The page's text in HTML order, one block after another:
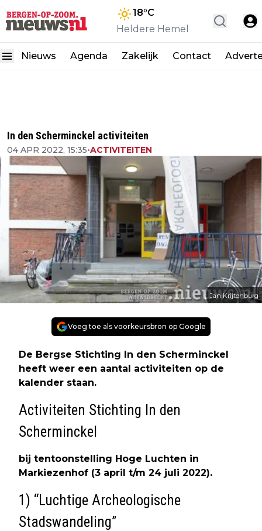
18°C
Heldere Hemel
Nieuws Agenda Zakelijk Contact
In den Scherminckel activiteiten
04 APR 2022, 15:35•ACTIVITEITEN
Jan Krijtenburg
Voeg toe als voorkeursbron op Google
De Bergse Stichting In den Scherminckel
heeft weer een aantal activiteiten op de
kalender staan.
Activiteiten Stichting In den
Scherminckel
bij tentoonstelling Hoge Luchten in
Markiezenhof (3 april t/m 24 juli 2022).
1) “Luchtige Archeologische
Stadswandeling”